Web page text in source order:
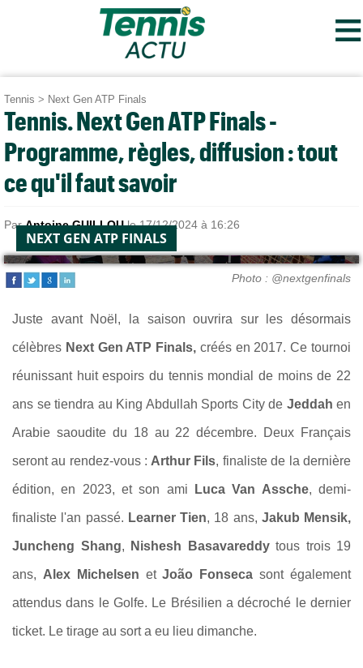
≡
Tennis > Next Gen ATP Finals
Tennis. Next Gen ATP Finals -
Programme, règles, diffusion : tout
ce qu'il faut savoir
ParAntoine GUILLOUle 17/12/2024 à 16:26
NEXT GEN ATP FINALS
Photo : @nextgenfinals
Juste avant Noël, la saison ouvrira sur les désormais
célèbres Next Gen ATP Finals, créés en 2017. Ce tournoi
réunissant huit espoirs du tennis mondial de moins de 22
ans se tiendra au King Abdullah Sports City de Jeddah en
Arabie saoudite du 18 au 22 décembre. Deux Français
seront au rendez-vous : Arthur Fils, finaliste de la dernière
édition, en 2023, et son ami Luca Van Assche, demi-
finaliste l'an passé. Learner Tien, 18 ans, Jakub Mensik,
Juncheng Shang, Nishesh Basavareddy tous trois 19
ans, Alex Michelsen etJoão Fonseca sont également
attendus dans le Golfe. Le Brésilien a décroché le dernier
ticket. Le tirage au sort a eu lieu dimanche.